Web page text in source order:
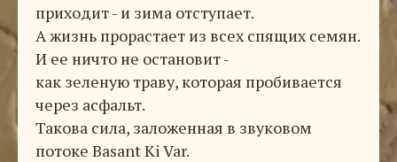
приходит - и зима отступает.
А жизнь прорастает из всех спящих семян.
И ее ничто не остановит -
как зеленую траву, которая пробивается
через асфальт.
Такова сила, заложенная в звуковом
потоке Basant Ki Var.